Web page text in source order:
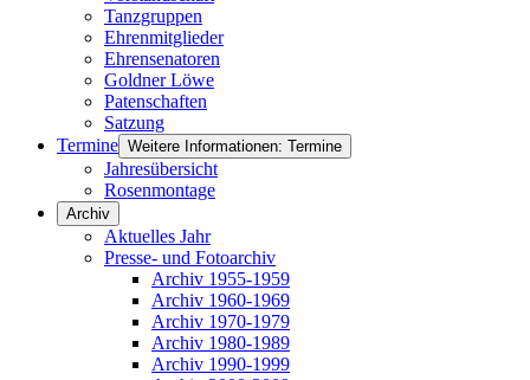
Tanzgruppen
Ehrenmitglieder
Ehrensenatoren
Goldner Löwe
Patenschaften
Satzung
Termine Weitere Informationen: Termine
Jahresübersicht
Rosenmontage
Archiv
Aktuelles Jahr
Presse- und Fotoarchiv
Archiv 1955-1959
Archiv 1960-1969
Archiv 1970-1979
Archiv 1980-1989
Archiv 1990-1999